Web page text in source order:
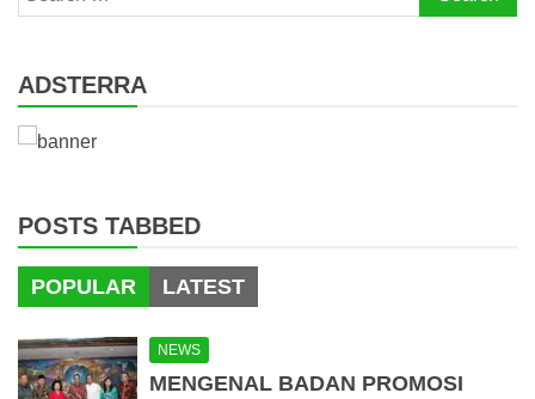
for:
ADSTERRA
POSTS TABBED
POPULAR LATEST
NEWS
MENGENAL BADAN PROMOSI